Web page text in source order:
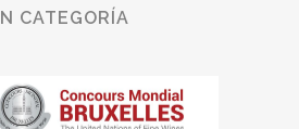
CATEGORÍA